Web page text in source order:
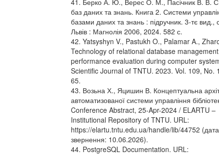
41. Берко А. Ю., Верес О. М., Пасічник В. В.
баз даних та знань. Книга 2. Системи
базами даних та знань : підручник. 3-тє вид.,
Львів : Магнолія 2006, 2024. 582 с.
42. Yatsyshyn V., Pastukh O., Palamar A.,
Technology of relational database
performance evaluation during computer
Scientific Journal of TNTU. 2023. Vol. 109, No.
65.
43. Возьна Х., Яцишин В. Концептуальна
автоматизованої системи управління
Conference Abstract, 25-Apr-2024 / ELARTU –
Institutional Repository of TNTU. URL:
https://elartu.tntu.edu.ua/handle/lib/44752 (дата
звернення: 10.06.2026).
44. PostgreSQL Documentation. URL: